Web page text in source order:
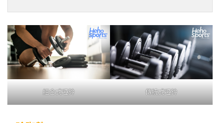
組合式啞鈴 傳統式啞鈴